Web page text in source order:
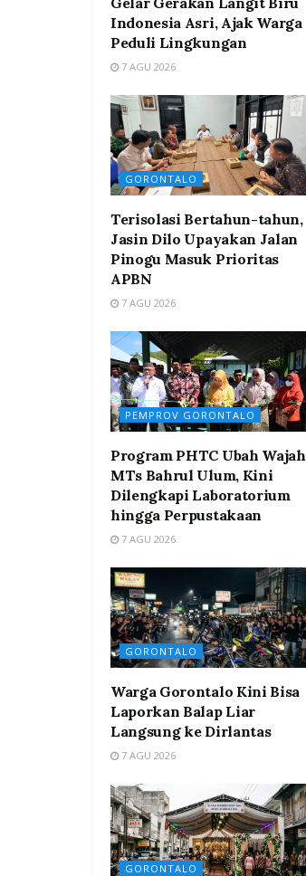
Indonesia Asri, Ajak Warga
Peduli Lingkungan
7 AGU 2026
GORONTALO
Terisolasi Bertahun-tahun,
Jasin Dilo Upayakan Jalan
Pinogu Masuk Prioritas
APBN
7 AGU 2026
PEMPROV GORONTALO
Program PHTC Ubah Wajah
MTs Bahrul Ulum, Kini
Dilengkapi Laboratorium
hingga Perpustakaan
7 AGU 2026
GORONTALO
Warga Gorontalo Kini Bisa
Laporkan Balap Liar
Langsung ke Dirlantas
7 AGU 2026
GORONTALO